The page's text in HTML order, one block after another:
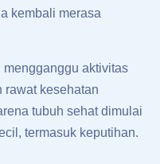
kembali merasa
aktivitas
rawat kesehatan
tubuh sehat dimulai
termasuk keputihan.